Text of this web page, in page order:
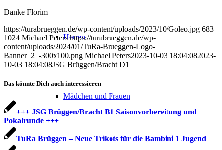
Herren
Mädchen und Frauen
Danke Florim
https://turabrueggen.de/wp-content/uploads/2023/10/Goleo.jpg 683
1024 Michael Peters https://turabrueggen.de/wp-
content/uploads/2024/01/TuRa-Brueggen-Logo-
Banner_2_-300x100.png Michael Peters2023-10-03 18:04:082023-
10-03 18:04:08JSG Brüggen/Bracht D1
Das könnte Dich auch interessieren
+++ JSG Brüggen/Bracht B1 Saisonvorbereitung und
Pokalrunde +++
TuRa Brüggen – Neue Trikots für die Bambini 1 Jugend